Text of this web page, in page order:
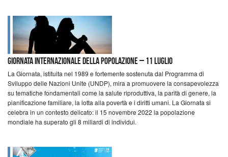
Giornata internazionale della popolazione – 11 luglio
La Giornata, istituita nel 1989 e fortemente sostenuta dal Programma di
Sviluppo delle Nazioni Unite (UNDP), mira a promuovere la consapevolezza
su tematiche fondamentali come la salute riproduttiva, la parità di genere, la
pianificazione familiare, la lotta alla povertà e i diritti umani. La Giornata si
celebra in un contesto delicato: il 15 novembre 2022 la popolazione
mondiale ha superato gli 8 miliardi di individui.